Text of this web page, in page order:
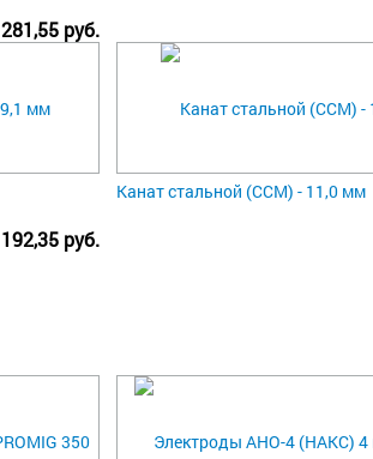
281,55 руб.
192,35 руб.
Канат стальной (ССМ) - 11,0 мм